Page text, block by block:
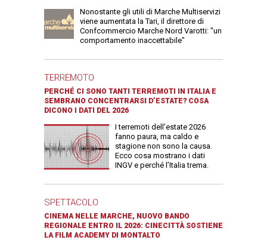
Nonostante gli utili di Marche Multiservizi
viene aumentata la Tari, il direttore di
Confcommercio Marche Nord Varotti: "un
comportamento inaccettabile"
TERREMOTO
PERCHÉ CI SONO TANTI TERREMOTI IN ITALIA E
SEMBRANO CONCENTRARSI D’ESTATE? COSA
DICONO I DATI DEL 2026
I terremoti dell’estate 2026
fanno paura, ma caldo e
stagione non sono la causa.
Ecco cosa mostrano i dati
INGV e perché l’Italia trema.
SPETTACOLO
CINEMA NELLE MARCHE, NUOVO BANDO
REGIONALE ENTRO IL 2026: CINECITTÀ SOSTIENE
LA FILM ACADEMY DI MONTALTO